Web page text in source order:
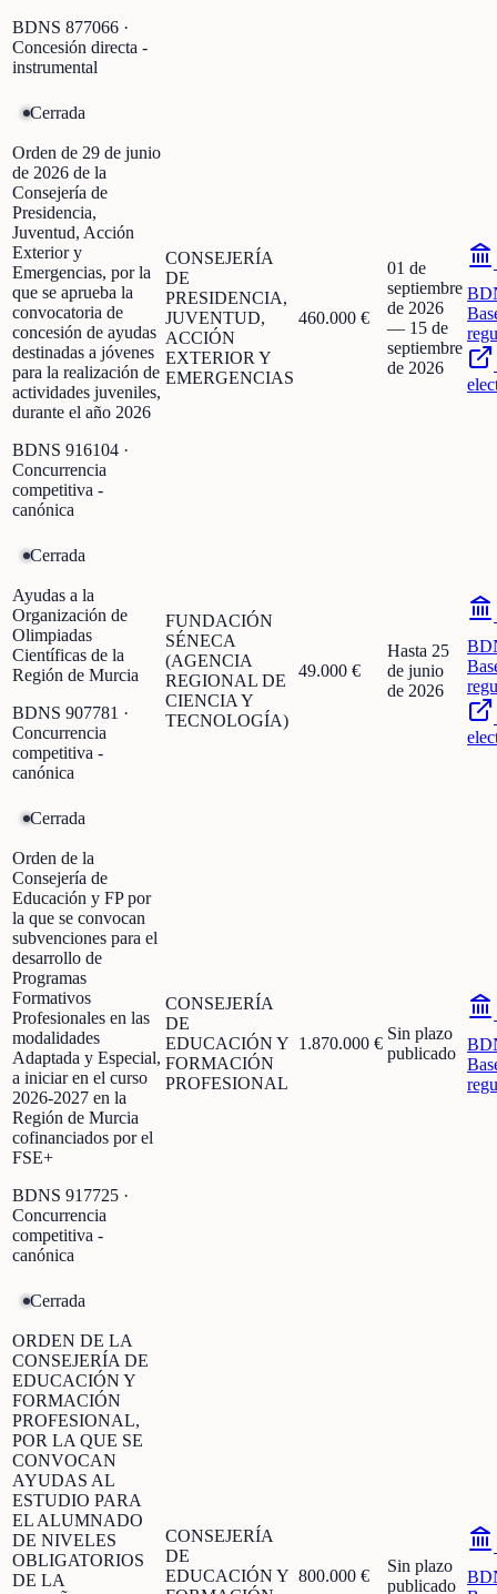
BDNS 877066 ·
Concesión directa -
instrumental
Cerrada
Orden de 29 de junio
de 2026 de la
Consejería de
Presidencia,
Juventud, Acción
Exterior y
Emergencias, por la
que se aprueba la
convocatoria de
concesión de ayudas
destinadas a jóvenes
para la realización de
actividades juveniles,
durante el año 2026
BDNS 916104 ·
Concurrencia
competitiva -
canónica
CONSEJERÍA
DE
PRESIDENCIA,
JUVENTUD,
ACCIÓN
EXTERIOR Y
EMERGENCIAS
460.000 €
01 de
septiembre
de 2026
— 15 de
septiembre
de 2026
Cerrada
Ayudas a la
Organización de
Olimpiadas
Científicas de la
Región de Murcia
BDNS 907781 ·
Concurrencia
competitiva -
canónica
FUNDACIÓN
SÉNECA
(AGENCIA
REGIONAL DE
CIENCIA Y
TECNOLOGÍA)
49.000 €
Hasta 25
de junio
de 2026
Cerrada
Orden de la
Consejería de
Educación y FP por
la que se convocan
subvenciones para el
desarrollo de
Programas
Formativos
Profesionales en las
modalidades
Adaptada y Especial,
a iniciar en el curso
2026-2027 en la
Región de Murcia
cofinanciados por el
FSE+
BDNS 917725 ·
Concurrencia
competitiva -
canónica
CONSEJERÍA
DE
EDUCACIÓN Y
FORMACIÓN
PROFESIONAL
1.870.000 €
Sin plazo
publicado
Cerrada
ORDEN DE LA
CONSEJERÍA DE
EDUCACIÓN Y
FORMACIÓN
PROFESIONAL,
POR LA QUE SE
CONVOCAN
AYUDAS AL
ESTUDIO PARA
EL ALUMNADO
DE NIVELES
OBLIGATORIOS
DE LA
CONSEJERÍA
DE
EDUCACIÓN Y 800.000 €
Sin plazo
publicado